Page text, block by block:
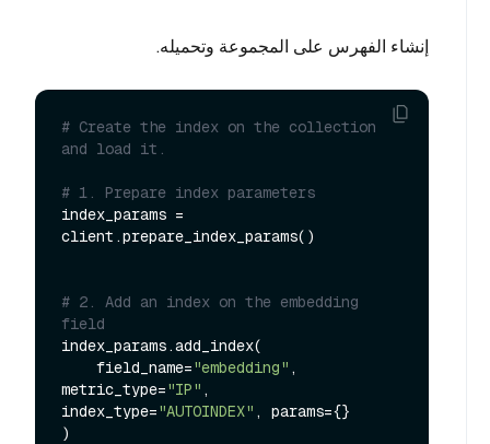
إنشاء الفهرس على المجموعة وتحميله.
# Create the index on the collection
and load it.
# 1. Prepare index parameters
index_params =
client.prepare_index_params()
# 2. Add an index on the embedding
field
index_params.add_index(
    field_name=
"embedding" ,
metric_type="IP" ,
index_type="AUTOINDEX" , params={}
)